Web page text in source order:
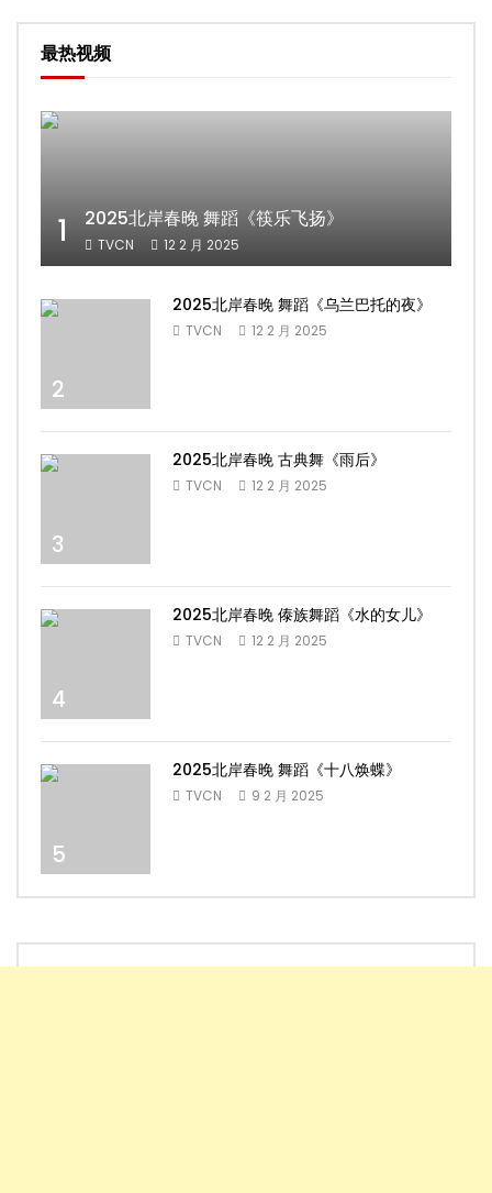
最热视频
1 2025北岸春晚 舞蹈《筷乐飞扬》
TVCN 12 2 月 2025
2
2025北岸春晚 舞蹈《乌兰巴托的夜》
TVCN 12 2 月 2025
3
2025北岸春晚 古典舞《雨后》
TVCN 12 2 月 2025
4
2025北岸春晚 傣族舞蹈《水的女儿》
TVCN 12 2 月 2025
5
2025北岸春晚 舞蹈《十八焕蝶》
TVCN 9 2 月 2025